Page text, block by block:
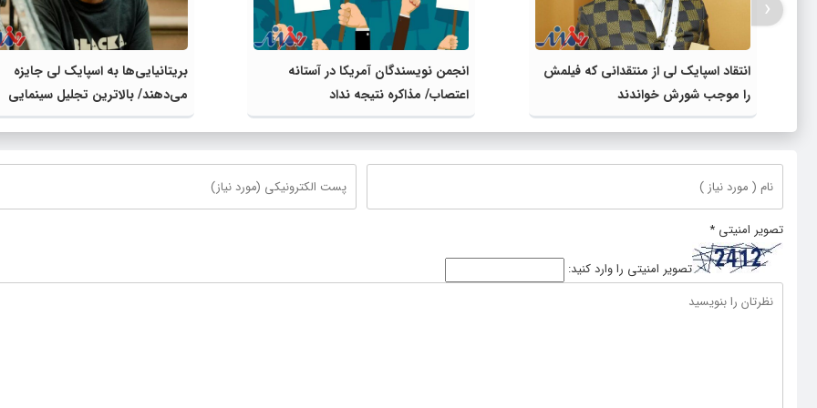
انتقاد اسپایک لی از منتقدانی که فیلمش
را موجب شورش خواندند
انجمن نویسندگان آمریکا در آستانه
اعتصاب/ مذاکره ‌نتیجه نداد
بریتانیایی‌ها به اسپایک لی جایزه
می‌دهند/ بالاترین تجلیل سینمایی
‹
تصویر امنیتی *
تصویر امنیتی را وارد کنید: